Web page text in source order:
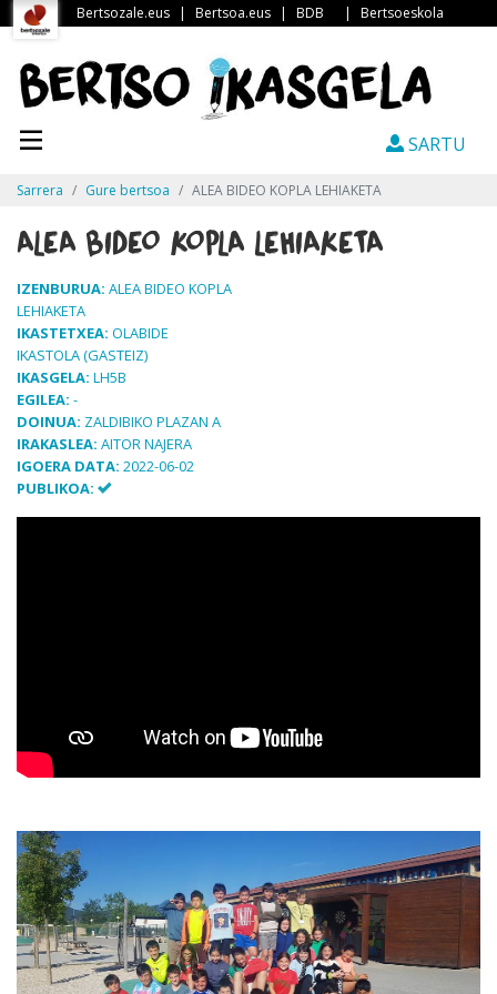
Bertsozale.eus | Bertsoa.eus | BDB | Bertsoeskola
SARTU
Sarrera Gure bertsoa ALEA BIDEO KOPLA LEHIAKETA
ALEA BIDEO KOPLA LEHIAKETA
IZENBURUA: ALEA BIDEO KOPLA
LEHIAKETA
IKASTETXEA: OLABIDE
IKASTOLA (GASTEIZ)
IKASGELA: LH5B
EGILEA: -
DOINUA: ZALDIBIKO PLAZAN A
IRAKASLEA: AITOR NAJERA
IGOERA DATA: 2022-06-02
PUBLIKOA: